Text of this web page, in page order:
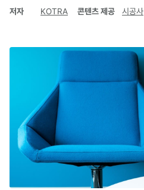
저자 KOTRA 콘텐츠 제공 시공사